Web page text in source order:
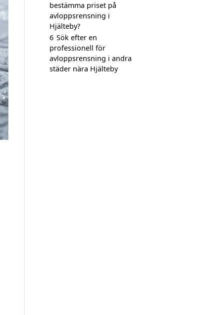
bestämma priset på
avloppsrensning i
Hjälteby?
6 Sök efter en
professionell för
avloppsrensning i andra
städer nära Hjälteby